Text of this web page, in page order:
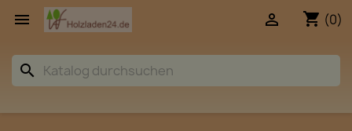
 shopping_cart (0)

search